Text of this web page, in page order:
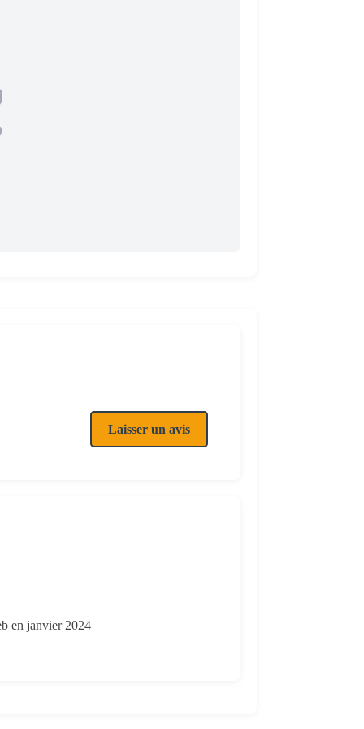
Laisser un avis
en janvier 2024